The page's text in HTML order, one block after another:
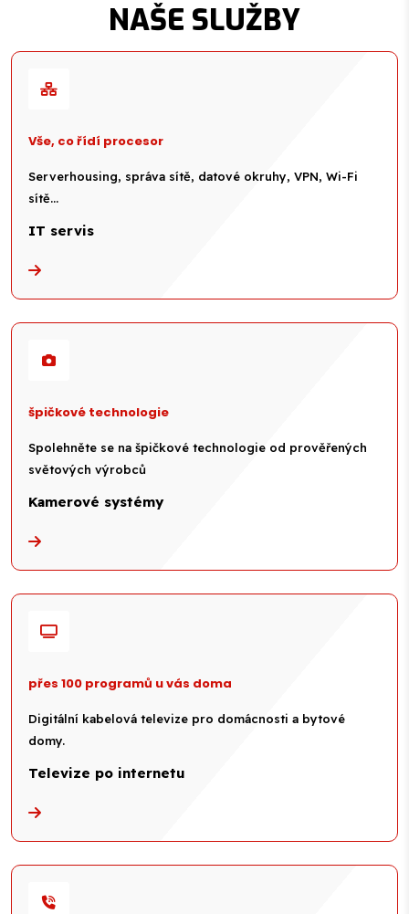
NAŠE SLUŽBY
Vše, co řídí procesor
Serverhousing, správa sítě, datové okruhy, VPN, Wi-Fi
sítě…
IT servis
špičkové technologie
Spolehněte se na špičkové technologie od prověřených
světových výrobců
Kamerové systémy
přes 100 programů u vás doma
Digitální kabelová televize pro domácnosti a bytové
domy.
Televize po internetu